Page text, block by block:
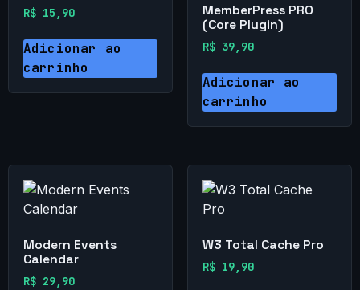
R$ 15,90
Adicionar ao
carrinho
MemberPress PRO
(Core Plugin)
R$39,90
Adicionar ao
carrinho
Modern Events
Calendar
R$ 29,90
W3 Total Cache Pro
R$19,90